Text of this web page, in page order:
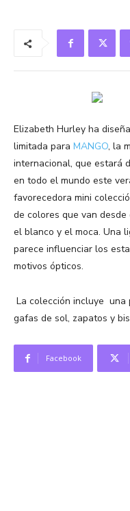
Elizabeth Hurley ha
limitada para MANGO, la
internacional, que estará
en todo el mundo este
favorecedora mini
de colores que van
el blanco y el moca. Una
parece influenciar los
motivos ópticos.
La colección incluye una
gafas de sol, zapatos y
Facebook